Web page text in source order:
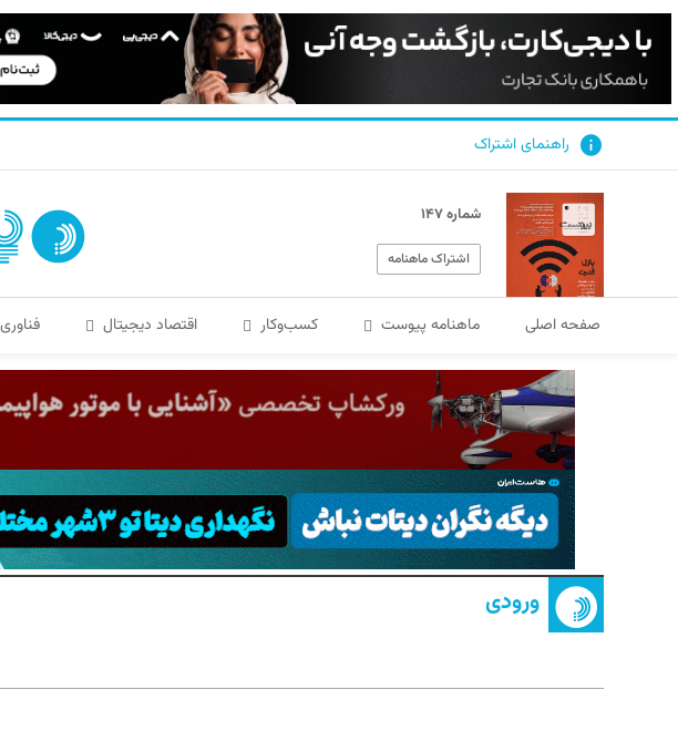
راهنمای اشتراک
شماره ۱۴۷
اشتراک ماهنامه
صفحه اصلی ماهنامه پیوست کسب‌و‌کار اقتصاد دیجیتال فناوری
ورودی